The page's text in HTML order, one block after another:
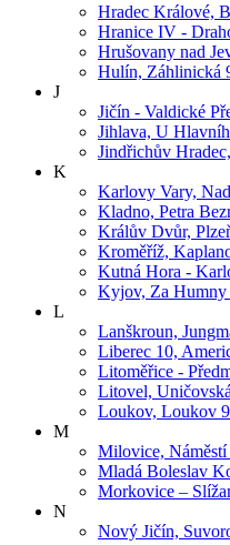
Hradec Králové,
Hranice IV -
Hrušovany nad
Hulín, Záhlinická
J
Jičín - Valdické
Jihlava, U
Jindřichův
K
Karlovy Vary,
Kladno, Petra
Králův Dvůr,
Kroměříž,
Kutná Hora -
Kyjov, Za Humny
L
Lanškroun,
Liberec 10,
Litoměřice -
Litovel,
Loukov, Loukov
M
Milovice, Náměstí
Mladá Boleslav
Morkovice –
N
Nový Jičín,